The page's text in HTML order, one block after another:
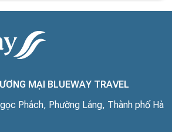
MẠI BLUEWAY TRAVEL
Phách, Phường Láng, Thành phố Hà